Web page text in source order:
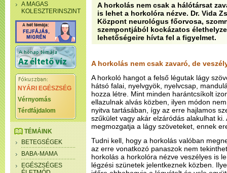
A MAGAS
KOLESZTERINSZINT
NYÁRI EGÉSZSÉG
Vérnyomás
Térdfájdalom
TÉMÁINK
BETEGSÉGEK
BABA-MAMA
EGÉSZSÉGES
A horkolás nem csak a hálótársat
is lehet a horkolóra nézve. Dr. Vida
Központ neurológus főorvosa,
szempontjából kockázatos
lehetőségeire hívta fel a figyelmet.
A horkolás nem csak zavaró, de
A horkoló hangot a felső légutak lágy
hátsó falai, nyelvgyök, nyelvcsap,
hozza létre. Mint minden harántcsíkolt
ellazulnak alvás közben, ilyen módon
nyitva tartásában, így az erre hajlamos
szűkület vagy akár elzáródás alakulhat ki.
megmozgatja a lágy szöveteket, ennek
Tudni kell, hogy a horkolás valóban
az erre vonatkozó panaszok nem
horkolás a horkolóra nézve veszélyes is
légzési szünetek jelentkeznek közben.